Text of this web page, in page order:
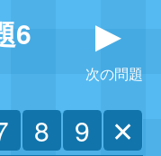
6 ▲
次の問題
8 9 ✕